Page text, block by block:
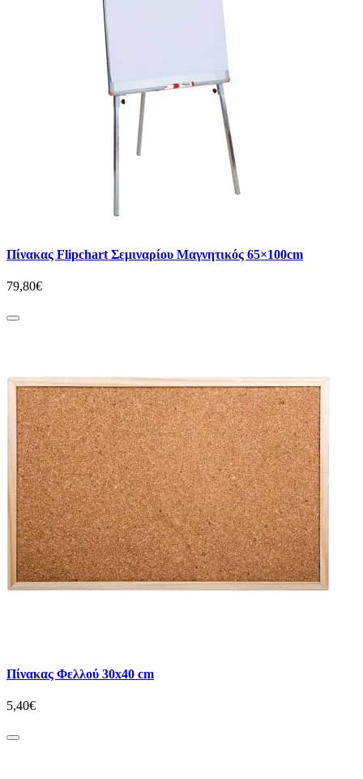
Πίνακας Flipchart Σεμιναρίου Μαγνητικός 65×100cm
79,80€
Πίνακας Φελλού 30x40 cm
5,40€